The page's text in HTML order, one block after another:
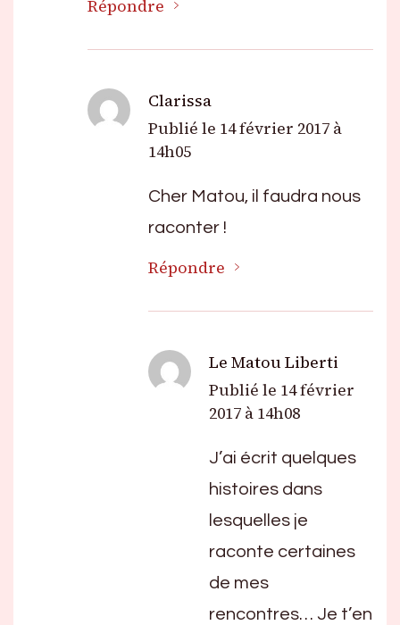
Répondre
Clarissa
Publié le 14 février 2017 à
14h05
Cher Matou, il faudra nous
raconter !
Répondre
Le Matou Liberti
Publié le 14 février
2017 à 14h08
J’ai écrit quelques
histoires dans
lesquelles je
raconte certaines
de mes
rencontres… Je t’en